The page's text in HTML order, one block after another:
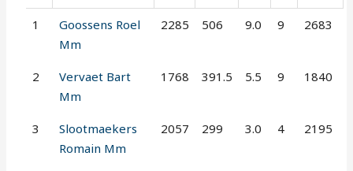
1
Goossens Roel
Mm
2285 506 9.0 9 2683
2
Vervaet Bart
Mm
1768 391.5 5.5 9 1840
3
Slootmaekers
Romain Mm
2057 299 3.0 4 2195